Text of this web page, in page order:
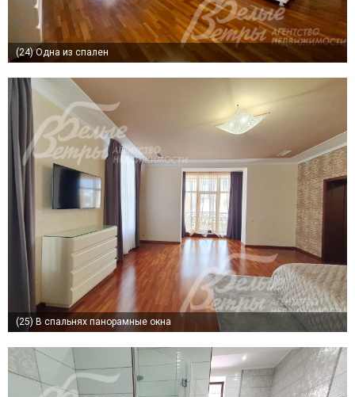
(24)Одна из спален
(25) В спальнях панорамные окна